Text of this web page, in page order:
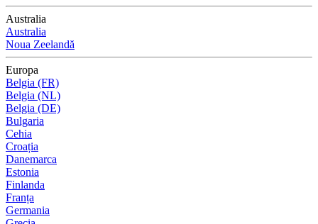
Australia
Australia
Noua Zeelandă
Europa
Belgia (FR)
Belgia (NL)
Belgia (DE)
Bulgaria
Cehia
Croația
Danemarca
Estonia
Finlanda
Franța
Germania